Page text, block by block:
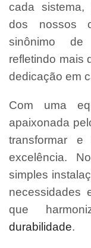
cada sistema,
dos nossos
sinônimo de
refletindo mais
dedicação em
Com uma
apaixonada
transformar
excelência.
simples
necessidades
que
durabilidade.